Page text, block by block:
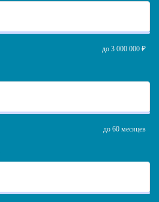
до 3 000 000 ₽
до 60 месяцев